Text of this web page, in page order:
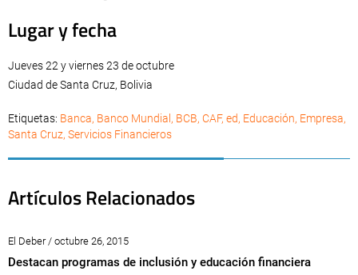
Lugar y fecha
Jueves 22 y viernes 23 de octubre
Ciudad de Santa Cruz, Bolivia
Etiquetas: Banca, Banco Mundial , BCB, CAF, ed, Educación, Empresa,
Santa Cruz, Servicios Financieros
Artículos Relacionados
El Deber / octubre 26, 2015
Destacan programas de inclusión y educación financiera